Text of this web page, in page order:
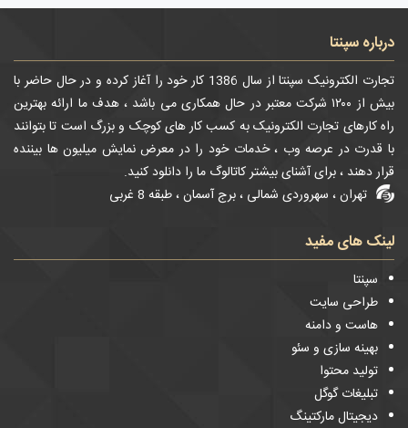
درباره سپنتا
تجارت الکترونیک سپنتا از سال 1386 کار خود را آغاز کرده و در حال حاضر با
بیش از ۱۲۰۰ شرکت معتبر در حال همکاری می باشد ، هدف ما ارائه بهترین
راه کارهای تجارت الکترونیک به کسب کار های کوچک و بزرگ است تا بتوانند
با قدرت در عرصه وب ، خدمات خود را در معرض نمایش میلیون ها بیننده
قرار دهند ، برای آشنای بیشتر کاتالوگ ما را دانلود کنید.
تهران ، سهروردی شمالی ، برج آسمان ، طبقه 8 غربی
لینک های مفید
سپنتا
طراحی سایت
هاست و دامنه
بهینه سازی و سئو
تولید محتوا
تبلیغات گوگل
دیجیتال مارکتینگ